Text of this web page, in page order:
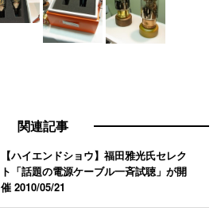
関連記事
【ハイエンドショウ】福田雅光氏セレク
ト「話題の電源ケーブル一斉試聴」が開
催2010/05/21